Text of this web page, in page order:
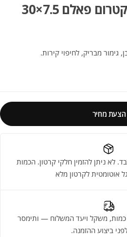
אריח בלט דגם ספקטרום פאלם 7.5×30
גימור מבריק, לחיפוי קירות.
הצעת מחיר
לא ניתן להזמין חלקי קרטון. הכמות
אוטומטית לקרטון מלא
משקל ויעד המשלוח — ותימסר
ביצוע ההזמנה.